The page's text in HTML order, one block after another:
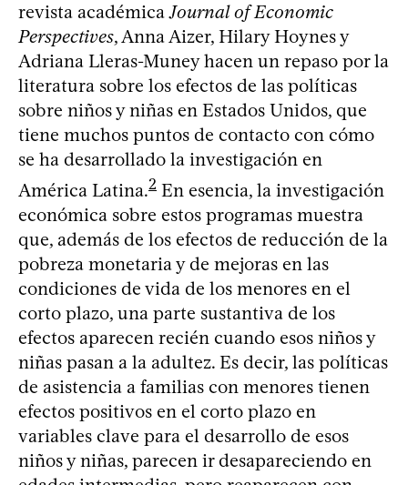
revista académicaJournal of Economic
Perspectives, Anna Aizer, Hilary Hoynes y
Adriana Lleras-Muney hacen un repaso por la
literatura sobre los efectos de las políticas
sobre niños y niñas en Estados Unidos, que
tiene muchos puntos de contacto con cómo
se ha desarrollado la investigación en
América Latina.2 En esencia, la investigación
económica sobre estos programas muestra
que, además de los efectos de reducción de la
pobreza monetaria y de mejoras en las
condiciones de vida de los menores en el
corto plazo, una parte sustantiva de los
efectos aparecen recién cuando esos niños y
niñas pasan a la adultez. Es decir, las políticas
de asistencia a familias con menores tienen
efectos positivos en el corto plazo en
variables clave para el desarrollo de esos
niños y niñas, parecen ir desapareciendo en